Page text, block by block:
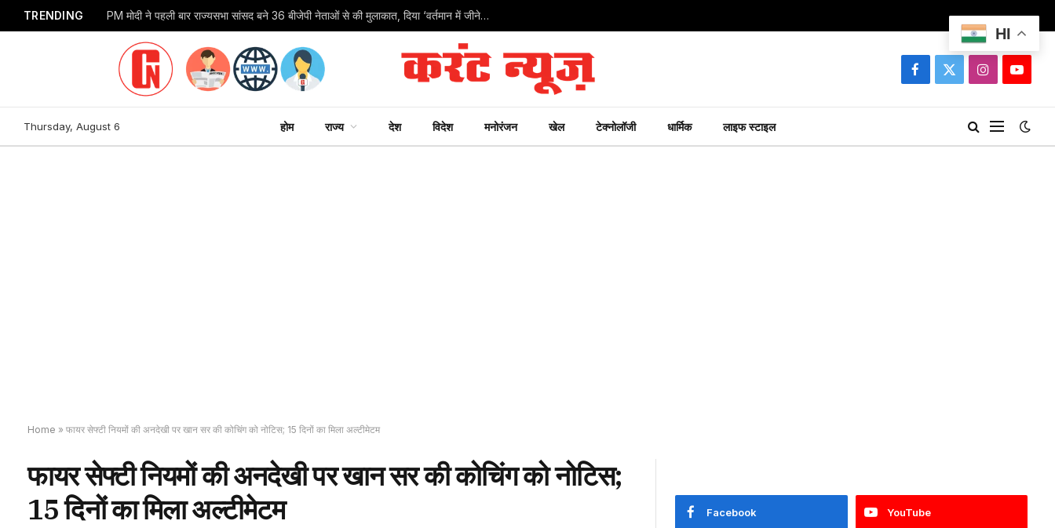
TRENDING PM मोदी ने पहली बार राज्यसभा सांसद बने 36 बीजेपी नेताओं से की मुलाकात, दिया ‘वर्तमान में जीने’ का गुरुमंत्र
Facebook
X
Instagram
Thursday, August 6 होम राज्य देश विदेश मनोरंजन खेल टेक्नोलॉजी धार्मिक लाइफ स्टाइल
Home » फायर सेफ्टी नियमों की अनदेखी पर खान सर की कोचिंग को नोटिस; 15 दिनों का मिला अल्टीमेटम
फायर सेफ्टी नियमों की अनदेखी पर खान सर की कोचिंग को नोटिस;
15 दिनों का मिला अल्टीमेटम
Facebook YouTube
HI